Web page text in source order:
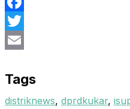
Facebook
Twitter
Tags
distriknews, dprdkukar,